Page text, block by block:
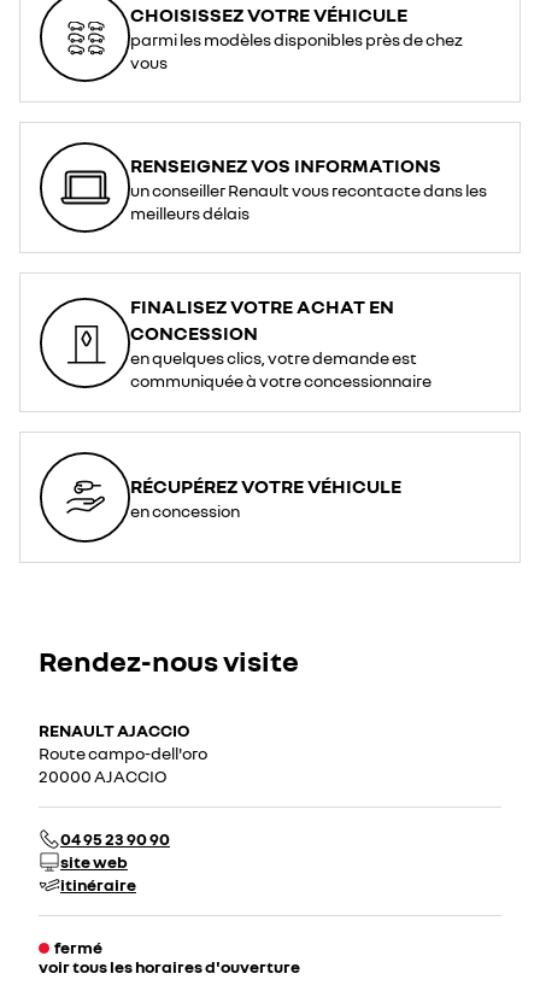
CHOISISSEZ VOTRE VÉHICULE
parmi les modèles disponibles près de chez
vous
RENSEIGNEZ VOS INFORMATIONS
un conseiller Renault vous recontacte dans les
meilleurs délais
FINALISEZ VOTRE ACHAT EN
CONCESSION
en quelques clics, votre demande est
communiquée à votre concessionnaire
RÉCUPÉREZ VOTRE VÉHICULE
en concession
Rendez-nous visite
RENAULT AJACCIO
Route campo-dell'oro
20000 AJACCIO
04 95 23 90 90
site web
itinéraire
fermé
voir tous les horaires d'ouverture